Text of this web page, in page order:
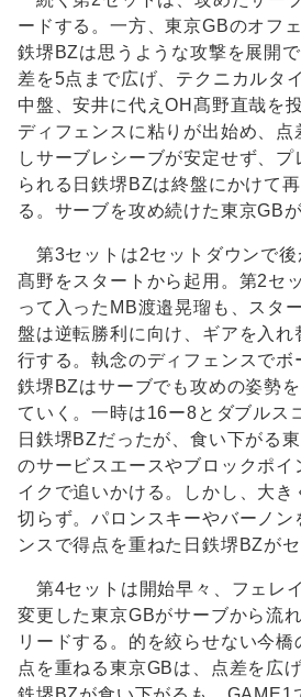
ードする。一方、東京GBのオフ
鉄堺BZは思うような攻撃を展開
差を5点まで広げ、テクニカルタ
中盤、安井に代えOH髙野直哉を
ディフェンスに粘りが出始め、点
しサーブレシーブが安定せず、プ
られる日鉄堺BZは終盤にかけて
る。サーブを攻め続けた東京GB
第3セットは2セットダウンで後
髙野をスタートから起用。第2セ
って入ったMB渡邉晃瑠も、スタ
盤は逆転勝利に向け、ギアを入
行する。執念のディフェンスでボ
鉄堺BZはサーブでも攻めの姿勢
ていく。一時は16ー8とダブルス
日鉄堺BZだったが、食い下がる
のサービスエースやブロックポイ
イクで追いかける。しかし、大き
切らず。パロンスキーやバーノン
ンスで得点を重ねた日鉄堺BZが
第4セットは開始早々、フェレ
変更した東京GBがサーブから流
リードする。的を絞らせない今
点を重ねる東京GBは、点差を広